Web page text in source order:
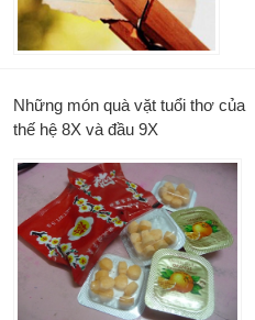
Những món quà vặt tuổi thơ của
thế hệ 8X và đầu 9X